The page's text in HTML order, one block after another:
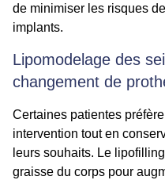
de minimiser les risques
implants.
Lipomodelage des
changement de
Certaines patientes
intervention tout en
leurs souhaits. Le
graisse du corps pour